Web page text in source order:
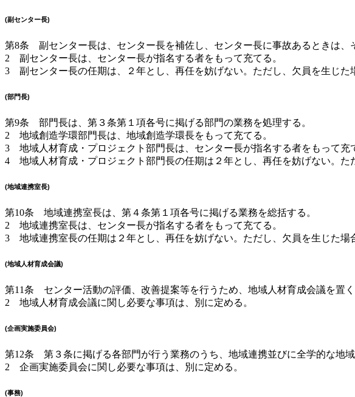
(副センター長)
第8条 副センター長は、センター長を補佐し、センター長に事故あるときは、
2 副センター長は、センター長が指名する者をもって充てる。
3 副センター長の任期は、２年とし、再任を妨げない。ただし、欠員を生じた
(部門長)
第9条 部門長は、第３条第１項各号に掲げる部門の業務を処理する。
2 地域創造学環部門長は、地域創造学環長をもって充てる。
3 地域人材育成・プロジェクト部門長は、センター長が指名する者をもって充
4 地域人材育成・プロジェクト部門長の任期は２年とし、再任を妨げない。た
(地域連携室長)
第10条 地域連携室長は、第４条第１項各号に掲げる業務を総括する。
2 地域連携室長は、センター長が指名する者をもって充てる。
3 地域連携室長の任期は２年とし、再任を妨げない。ただし、欠員を生じた場
(地域人材育成会議)
第11条 センター活動の評価、改善提案等を行うため、地域人材育成会議を置く
2 地域人材育成会議に関し必要な事項は、別に定める。
(企画実施委員会)
第12条 第３条に掲げる各部門が行う業務のうち、地域連携並びに全学的な地
2 企画実施委員会に関し必要な事項は、別に定める。
(事務)